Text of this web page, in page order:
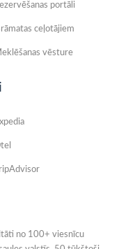
portāli
ceļotājiem
vēsture
no 100+ viesnīcu